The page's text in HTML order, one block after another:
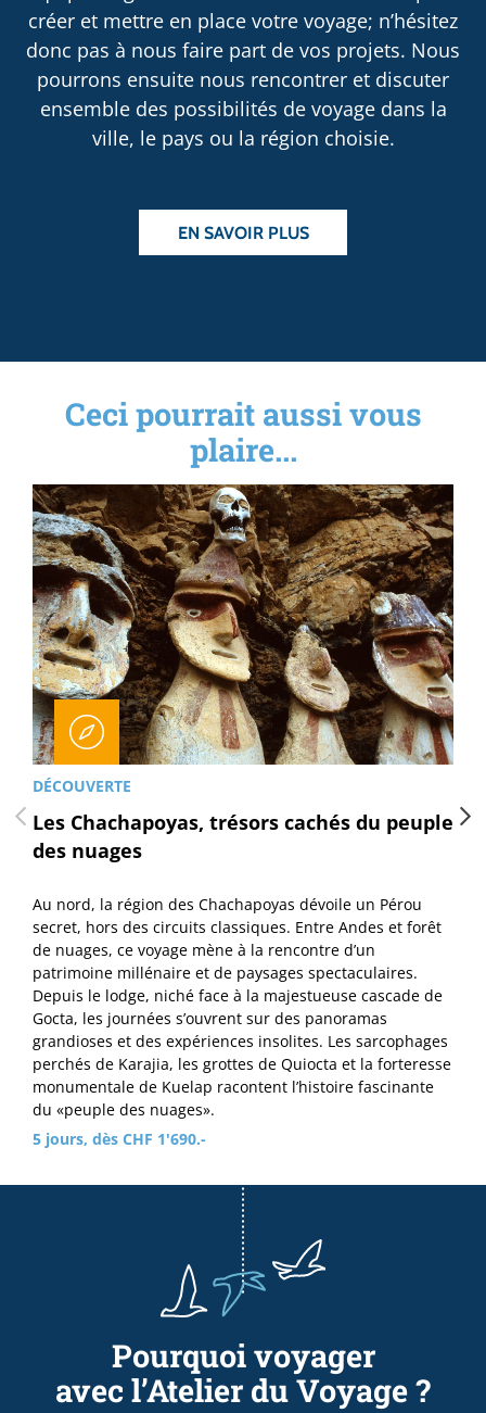
créer et mettre en place votre voyage; n’hésitez
donc pas à nous faire part de vos projets. Nous
pourrons ensuite nous rencontrer et discuter
ensemble des possibilités de voyage dans la
ville, le pays ou la région choisie.
EN SAVOIR PLUS
Ceci pourrait aussi vous
plaire...
DÉCOUVERTE
Les Chachapoyas, trésors cachés du peuple
des nuages
Au nord, la région des Chachapoyas dévoile un Pérou
secret, hors des circuits classiques. Entre Andes et forêt
de nuages, ce voyage mène à la rencontre d’un
patrimoine millénaire et de paysages spectaculaires.
Depuis le lodge, niché face à la majestueuse cascade de
Gocta, les journées s’ouvrent sur des panoramas
grandioses et des expériences insolites. Les sarcophages
perchés de Karajia, les grottes de Quiocta et la forteresse
monumentale de Kuelap racontent l’histoire fascinante
du «peuple des nuages».
5 jours, dès CHF 1'690.-
Pourquoi voyager
avec l’Atelier du Voyage ?